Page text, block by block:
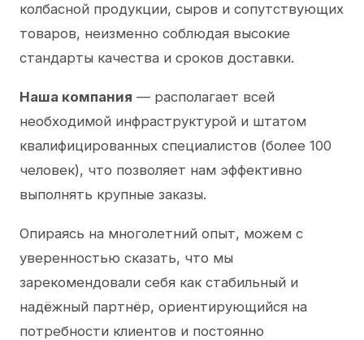
колбасной продукции, сыров и сопутствующих
товаров, неизменно соблюдая высокие
стандарты качества и сроков доставки.
Наша компания — располагает всей
необходимой инфраструктурой и штатом
квалифицированных специалистов (более 100
человек), что позволяет нам эффективно
выполнять крупные заказы.
Опираясь на многолетний опыт, можем с
уверенностью сказать, что мы
зарекомендовали себя как стабильный и
надёжный партнёр, ориентирующийся на
потребности клиентов и постоянно